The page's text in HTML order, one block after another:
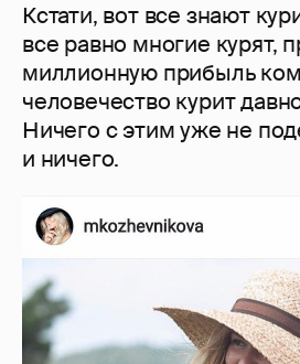
Кстати, вот все знают
все равно многие курят,
миллионную прибыль
человечество курит
Ничего с этим уже не
и ничего.